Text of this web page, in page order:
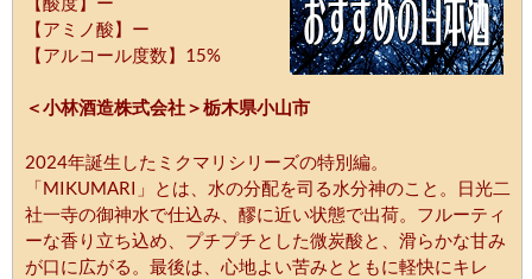
【アミノ酸】ー
【アルコール度数】15%
＜小林酒造株式会社＞栃木県小山市
2024年誕生したミクマリシリーズの特別編。
「MIKUMARI」とは、水の分配を司る水分神のこと。日光二
社一寺の御神水で仕込み、醪に近い状態で出荷。フルーティ
ーな香り立ち込め、プチプチとした微炭酸と、滑らかな甘み
が口に広がる。最後は、心地よい苦みとともに軽快にキレ